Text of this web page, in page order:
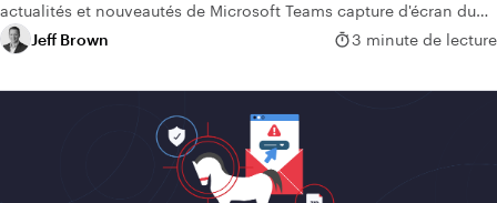
actualités et nouveautés de Microsoft Teams capture d'écran du
tweet de Randy Chapman sur les changements de statut dans
Jeff Brown 3 minute de lecture